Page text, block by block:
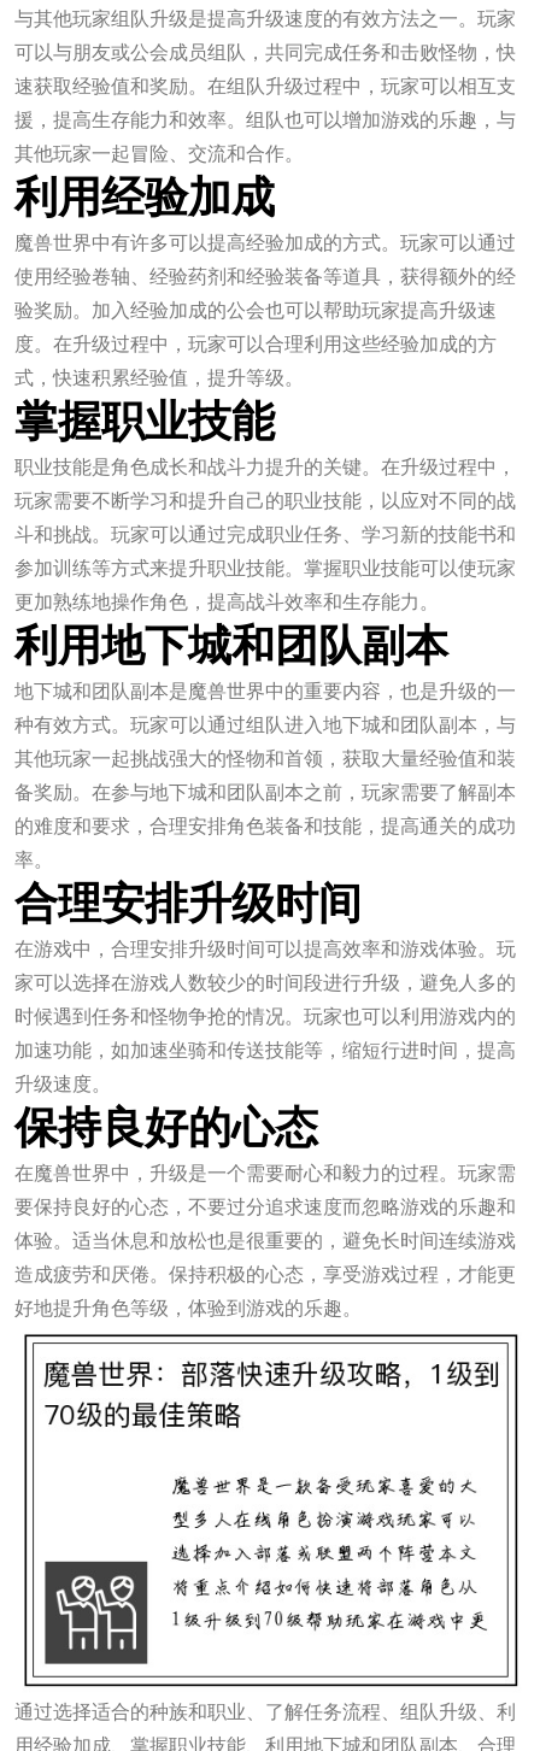
与其他玩家组队升级是提高升级速度的有效方法之一。玩家
可以与朋友或公会成员组队，共同完成任务和击败怪物，快
速获取经验值和奖励。在组队升级过程中，玩家可以相互支
援，提高生存能力和效率。组队也可以增加游戏的乐趣，与
其他玩家一起冒险、交流和合作。
利用经验加成
魔兽世界中有许多可以提高经验加成的方式。玩家可以通过
使用经验卷轴、经验药剂和经验装备等道具，获得额外的经
验奖励。加入经验加成的公会也可以帮助玩家提高升级速
度。在升级过程中，玩家可以合理利用这些经验加成的方
式，快速积累经验值，提升等级。
掌握职业技能
职业技能是角色成长和战斗力提升的关键。在升级过程中，
玩家需要不断学习和提升自己的职业技能，以应对不同的战
斗和挑战。玩家可以通过完成职业任务、学习新的技能书和
参加训练等方式来提升职业技能。掌握职业技能可以使玩家
更加熟练地操作角色，提高战斗效率和生存能力。
利用地下城和团队副本
地下城和团队副本是魔兽世界中的重要内容，也是升级的一
种有效方式。玩家可以通过组队进入地下城和团队副本，与
其他玩家一起挑战强大的怪物和首领，获取大量经验值和装
备奖励。在参与地下城和团队副本之前，玩家需要了解副本
的难度和要求，合理安排角色装备和技能，提高通关的成功
率。
合理安排升级时间
在游戏中，合理安排升级时间可以提高效率和游戏体验。玩
家可以选择在游戏人数较少的时间段进行升级，避免人多的
时候遇到任务和怪物争抢的情况。玩家也可以利用游戏内的
加速功能，如加速坐骑和传送技能等，缩短行进时间，提高
升级速度。
保持良好的心态
在魔兽世界中，升级是一个需要耐心和毅力的过程。玩家需
要保持良好的心态，不要过分追求速度而忽略游戏的乐趣和
体验。适当休息和放松也是很重要的，避免长时间连续游戏
造成疲劳和厌倦。保持积极的心态，享受游戏过程，才能更
好地提升角色等级，体验到游戏的乐趣。
通过选择适合的种族和职业、了解任务流程、组队升级、利
用经验加成、掌握职业技能、利用地下城和团队副本、合理